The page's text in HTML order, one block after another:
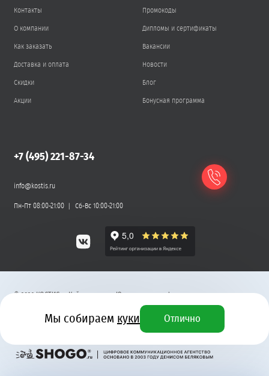
Контакты
О компании
Как заказать
Доставка и оплата
Скидки
Акции
Промокоды
Дипломы и сертификаты
Вакансии
Новости
Блог
Бонусная программа
+7 (495) 221-87-34
info@kostis.ru
Пн-Пт 08:00-21:00 Сб-Вс 10:00-21:00
©2026 КОСТИС — Кейтеринг. Юридическая информация
Мы собираем куки Отлично